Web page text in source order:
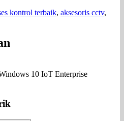
kontrol terbaik, aksesoris cctv,
10 IoT Enterprise